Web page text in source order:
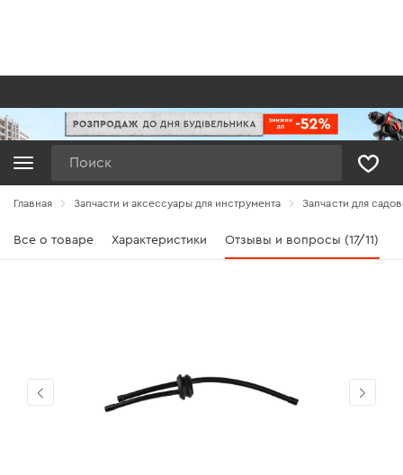
Главная Запчасти и аксессуары для инструмента Запчасти для
Все о товаре Характеристики Отзывы и вопросы (17/11)